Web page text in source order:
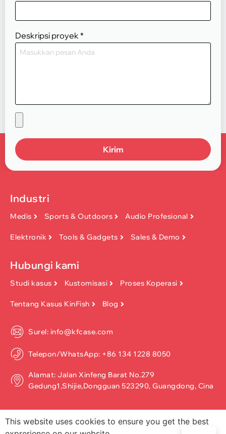
Deskripsi proyek*
Kirim
Industri
Medis Sports & Outdoors Audio Profesional
Elektronik Tools & Gadgets Sales & Demo
Hubungi kami
Studi kasus Kustomisasi Proses Koperasi
Tentang Kasus KinFish Blog
Surel: info@kfcase.com
Telepon/WhatsApp: +86 134 1228 8050
Alamat: Jalan Xinfeng Barat No.279
Gedung1,Shijie,Dongguan 523290, Guangdong, Cina
This website uses cookies to ensure you get the best